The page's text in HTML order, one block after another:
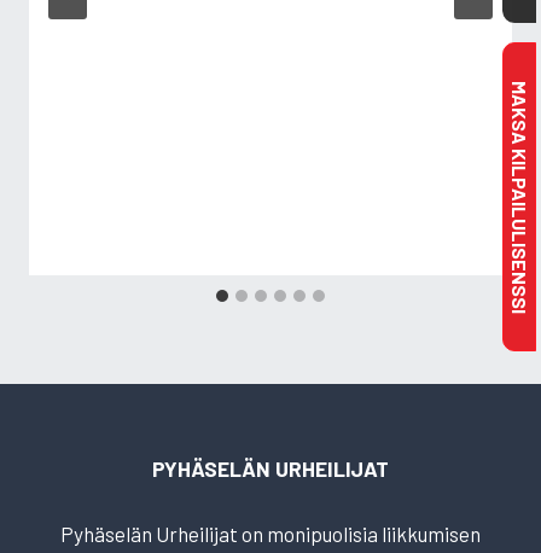
PYHÄSELÄN URHEILIJAT
Pyhäselän Urheilijat on monipuolisia liikkumisen
MAKSA KILPAILULISENSSI